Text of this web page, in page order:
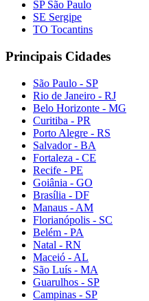
SP São Paulo
SE Sergipe
TO Tocantins
Principais Cidades
São Paulo - SP
Rio de Janeiro - RJ
Belo Horizonte - MG
Curitiba - PR
Porto Alegre - RS
Salvador - BA
Fortaleza - CE
Recife - PE
Goiânia - GO
Brasília - DF
Manaus - AM
Florianópolis - SC
Belém - PA
Natal - RN
Maceió - AL
São Luís - MA
Guarulhos - SP
Campinas - SP